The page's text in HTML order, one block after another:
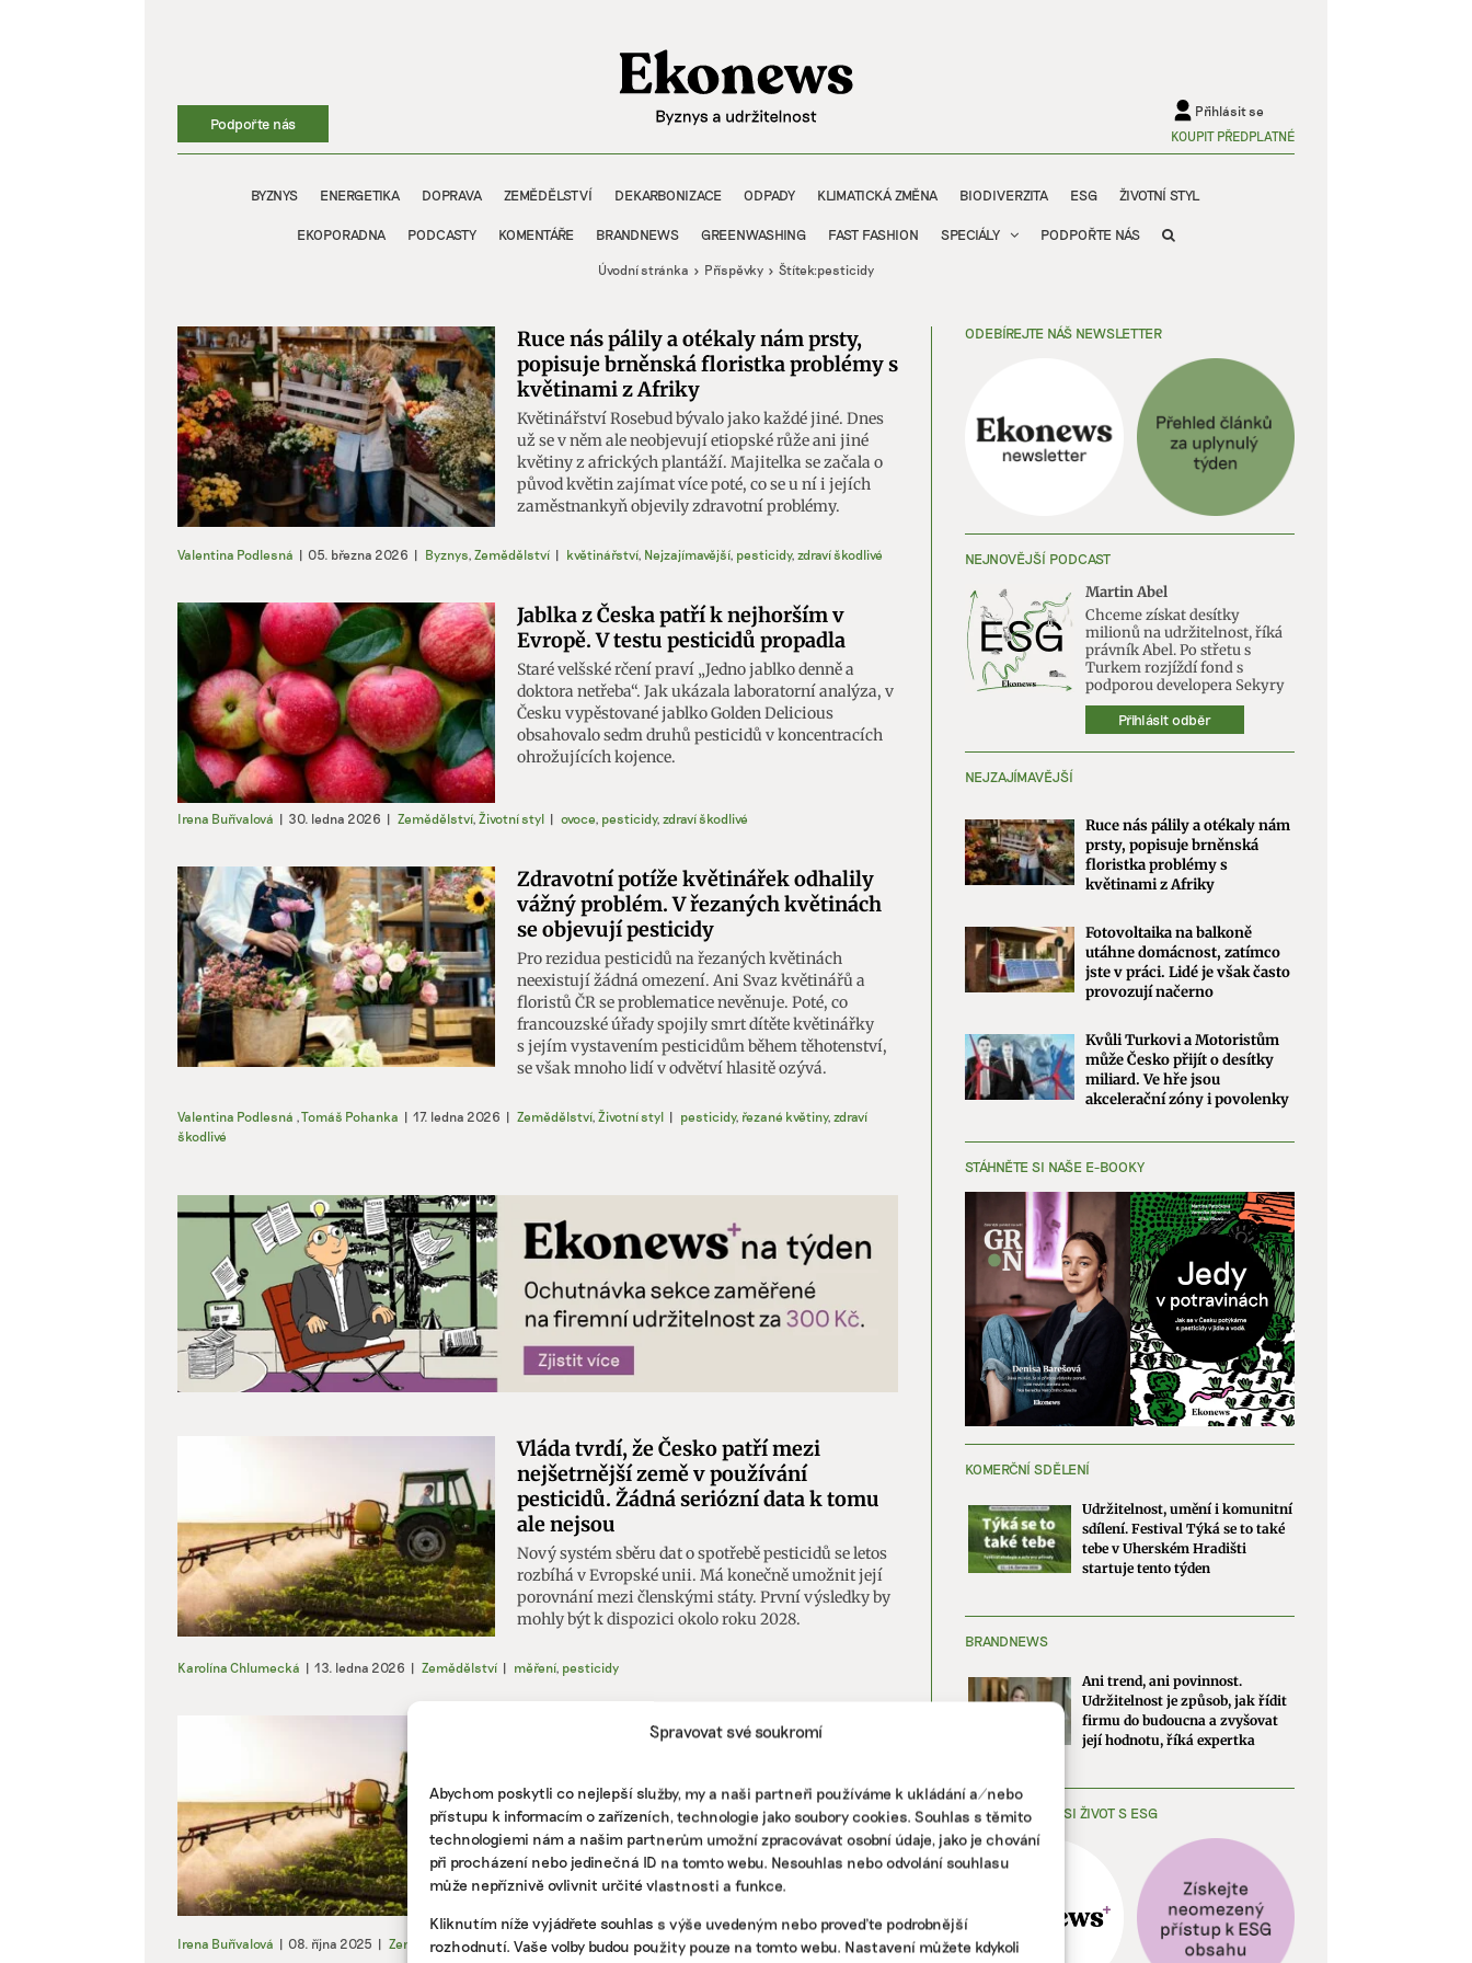
Spravovat své soukromí
Abychom poskytli co nejlepší služby, my a naši partneři používáme k ukládání a/nebo
přístupu k informacím o zařízeních, technologie jako soubory cookies. Souhlas s těmito
technologiemi nám a našim partnerům umožní zpracovávat osobní údaje, jako je chování
při procházení nebo jedinečná ID na tomto webu. Nesouhlas nebo odvolání souhlasu
může nepříznivě ovlivnit určité vlastnosti a funkce.
Kliknutím níže vyjádřete souhlas s výše uvedeným nebo proveďte podrobnější
rozhodnutí. Vaše volby budou použity pouze na tomto webu. Nastavení můžete kdykoli
Podpořte nás
Přihlásit se
KOUPIT PŘEDPLATNÉ
BYZNYS ENERGETIKA DOPRAVA ZEMĚDĚLSTVÍ DEKARBONIZACE ODPADY KLIMATICKÁ ZMĚNA BIODIVERZITA ESG ŽIVOTNÍ STYL
EKOPORADNA PODCASTY KOMENTÁŘE BRANDNEWS GREENWASHING FAST FASHION SPECIÁLY PODPOŘTE NÁS
Úvodní stránka Příspěvky Štítek:pesticidy
Ruce nás pálily a otékaly nám prsty,
popisuje brněnská floristka problémy s
květinami z Afriky
Květinářství Rosebud bývalo jako každé jiné. Dnes
už se v něm ale neobjevují etiopské růže ani jiné
květiny z afrických plantáží. Majitelka se začala o
původ květin zajímat více poté, co se u ní i jejích
zaměstnankyň objevily zdravotní problémy.
Valentina Podlesná | 05. března 2026 | Byznys, Zemědělství | květinářství, Nejzajímavější, pesticidy, zdraví škodlivé
Jablka z Česka patří k nejhorším v
Evropě. V testu pesticidů propadla
Staré velšské rčení praví „Jedno jablko denně a
doktora netřeba“. Jak ukázala laboratorní analýza, v
Česku vypěstované jablko Golden Delicious
obsahovalo sedm druhů pesticidů v koncentracích
ohrožujících kojence.
Irena Buřívalová | 30. ledna 2026 | Zemědělství, Životní styl | ovoce, pesticidy, zdraví škodlivé
Zdravotní potíže květinářek odhalily
vážný problém. V řezaných květinách
se objevují pesticidy
Pro rezidua pesticidů na řezaných květinách
neexistují žádná omezení. Ani Svaz květinářů a
floristů ČR se problematice nevěnuje. Poté, co
francouzské úřady spojily smrt dítěte květinářky
s jejím vystavením pesticidům během těhotenství,
se však mnoho lidí v odvětví hlasitě ozývá.
Valentina Podlesná ,Tomáš Pohanka | 17. ledna 2026 | Zemědělství, Životní styl | pesticidy, řezané květiny, zdraví
škodlivé
Vláda tvrdí, že Česko patří mezi
nejšetrnější země v používání
pesticidů. Žádná seriózní data k tomu
ale nejsou
Nový systém sběru dat o spotřebě pesticidů se letos
rozbíhá v Evropské unii. Má konečně umožnit její
porovnání mezi členskými státy. První výsledky by
mohly být k dispozici okolo roku 2028.
Karolína Chlumecká | 13. ledna 2026 | Zemědělství | měření, pesticidy
V ovoci a obilí jsou koktejly pesticidů.
Výzkumníci varují před „koktejly“ pesticidů a
riziky kontaminace ekologických plodin ze
sousedních konvenčních farem. Rezidua pesticidů
měřili v šesti typech plodin sklizených v deseti
evropských zemích.
Irena Buřívalová | 08. října 2025 | Zemědělství | konvenční zemědělství, pesticidy,Recetox
ODEBÍREJTE NÁŠ NEWSLETTER
NEJNOVĚJŠÍ PODCAST
Martin Abel
Chceme získat desítky
milionů na udržitelnost, říká
právník Abel. Po střetu s
Turkem rozjíždí fond s
podporou developera Sekyry
Přihlásit odběr
NEJZAJÍMAVĚJŠÍ
Ruce nás pálily a otékaly nám
prsty, popisuje brněnská
floristka problémy s
květinami z Afriky
Fotovoltaika na balkoně
utáhne domácnost, zatímco
jste v práci. Lidé je však často
provozují načerno
Kvůli Turkovi a Motoristům
může Česko přijít o desítky
miliard. Ve hře jsou
akcelerační zóny i povolenky
STÁHNĚTE SI NAŠE E-BOOKY
KOMERČNÍ SDĚLENÍ
Udržitelnost, umění i komunitní
sdílení. Festival Týká se to také
tebe v Uherském Hradišti
startuje tento týden
BRANDNEWS
Ani trend, ani povinnost.
Udržitelnost je způsob, jak řídit
firmu do budoucna a zvyšovat
její hodnotu, říká expertka
ZJEDNODUŠTE SI ŽIVOT S ESG